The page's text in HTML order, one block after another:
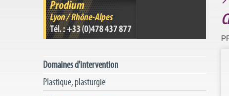
Domaines d'intervention
Plastique, plasturgie